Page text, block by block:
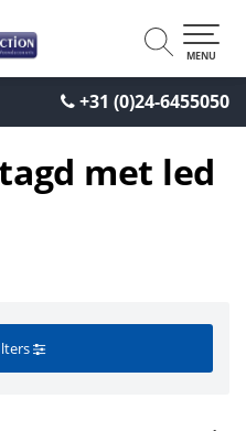
+31 (0)24-6455050
MENU
met led